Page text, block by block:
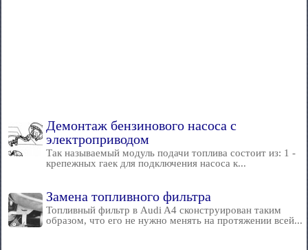
Демонтаж бензинового насоса с
электроприводом
Так называемый модуль подачи топлива состоит из: 1 -
крепежных гаек для подключения насоса к...
Замена топливного фильтра
Топливный фильтр в Audi A4 сконструирован таким
образом, что его не нужно менять на протяжении всей...